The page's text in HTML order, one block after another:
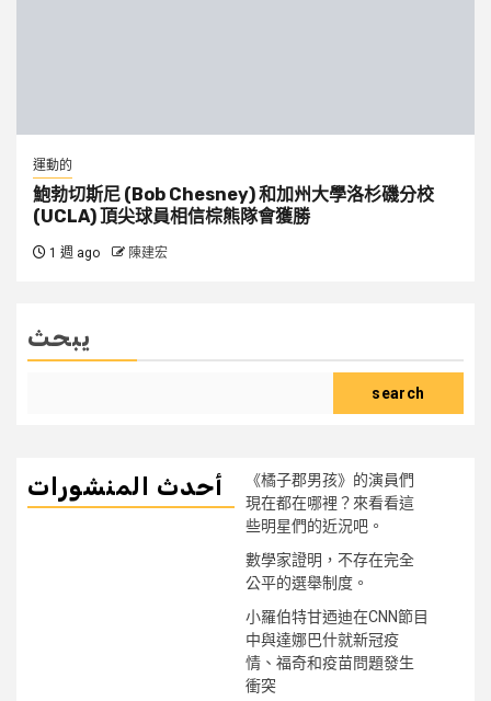
運動的
鮑勃切斯尼 (Bob Chesney) 和加州大學洛杉磯分校
(UCLA) 頂尖球員相信棕熊隊會獲勝
1 週 ago 陳建宏
يبحث
search
أحدث المنشورات
《橘子郡男孩》的演員們
現在都在哪裡？來看看這
些明星們的近況吧。
數學家證明，不存在完全
公平的選舉制度。
小羅伯特甘迺迪在CNN節目
中與達娜巴什就新冠疫
情、福奇和疫苗問題發生
衝突